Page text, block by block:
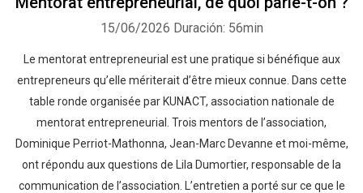
15/06/2026 Duración: 56min
Le mentorat entrepreneurial est une pratique si bénéfique aux
entrepreneurs qu’elle mériterait d’être mieux connue. Dans cette
table ronde organisée par KUNACT, association nationale de
mentorat entrepreneurial. Trois mentors de l’association,
Dominique Perriot-Mathonna, Jean-Marc Devanne et moi-même,
ont répondu aux questions de Lila Dumortier, responsable de la
communication de l’association. L’entretien a porté sur ce que le